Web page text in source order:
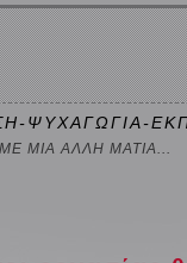
ΨΥΧΑΓΩΓΙΑ-
ΜΕ ΜΙΑ ΑΛΛΗ ΜΑΤΙΑ...